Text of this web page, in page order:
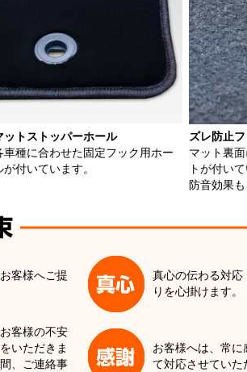
ットストッパーホール
車種に合わせた固定フック用ホー
が付いています。
ズレ防止
マット裏
トが付い
防音効果も
客様へご提
真心の伝わる対応
りを心掛けます。
客様の不安
いただきま
、ご連絡事
お客様へは、常に
て対応させていた